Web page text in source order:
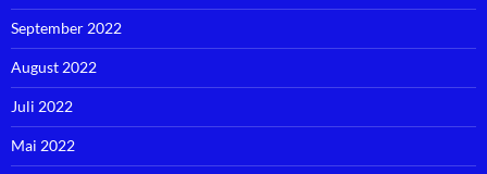
September 2022
August 2022
Juli 2022
Mai 2022